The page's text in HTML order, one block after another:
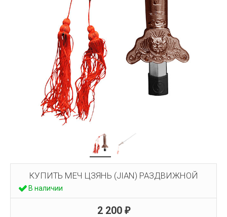
КУПИТЬ МЕЧ ЦЗЯНЬ (JIAN) РАЗДВИЖНОЙ
В наличии
2 200 ₽